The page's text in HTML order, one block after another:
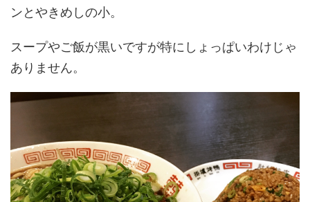
ンとやきめしの小。
スープやご飯が黒いですが特にしょっぱいわけじゃ
ありません。